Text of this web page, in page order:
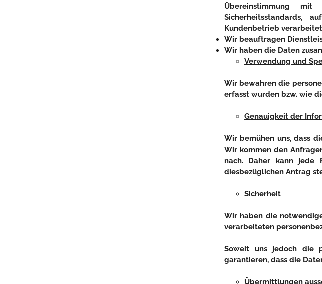
Übereinstimmung
Sicherheitsstandards,
Kundenbetrieb
Wir beauftragen
Wir haben die Daten
Verwendung und
Wir bewahren die
erfasst wurden bzw. wie
Genauigkeit der
Wir bemühen uns, dass
Wir kommen den
nach. Daher kann jede
diesbezüglichen Antrag
Sicherheit
Wir haben die
verarbeiteten
Soweit uns jedoch die
garantieren, dass die
Übermittlungen